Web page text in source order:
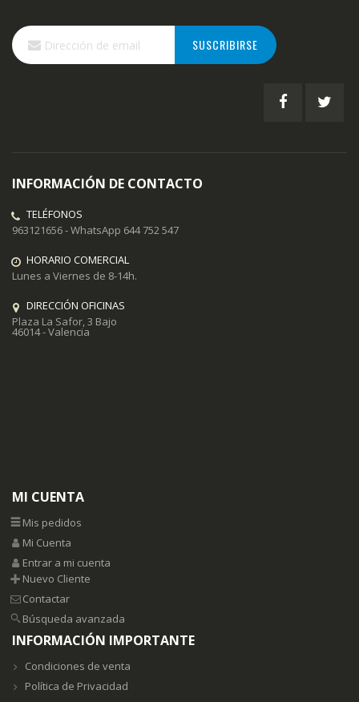
Inscríbase
a
nuestro
SUSCRIBIRSE
INFORMACIÓN DE CONTACTO
TELÉFONOS
963121656 - WhatsApp 644 752 547
HORARIO COMERCIAL
Lunes a Viernes de 8-14h.
DIRECCIÓN OFICINAS
Plaza La Safor, 3 Bajo
46014 - Valencia
MI CUENTA
Mis pedidos
Mi Cuenta
Entrar a mi cuenta
Nuevo Cliente
Contactar
Búsqueda avanzada
INFORMACIÓN IMPORTANTE
Condiciones de venta
Política de Privacidad